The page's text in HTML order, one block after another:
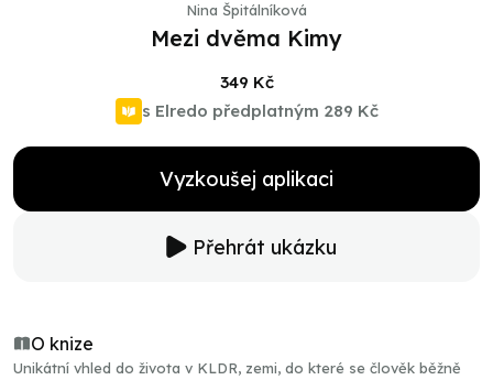
Nina Špitálníková
Mezi dvěma Kimy
349 Kč
s Elredo předplatným 289 Kč
Vyzkoušej aplikaci
Přehrát ukázku
O knize
Unikátní vhled do života v KLDR, zemi, do které se člověk běžně